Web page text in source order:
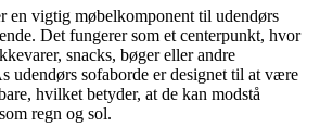
en vigtig møbelkomponent til udendørs
Det fungerer som et centerpunkt, hvor
snacks, bøger eller andre
udendørs sofaborde er designet til at være
hvilket betyder, at de kan modstå
regn og sol.